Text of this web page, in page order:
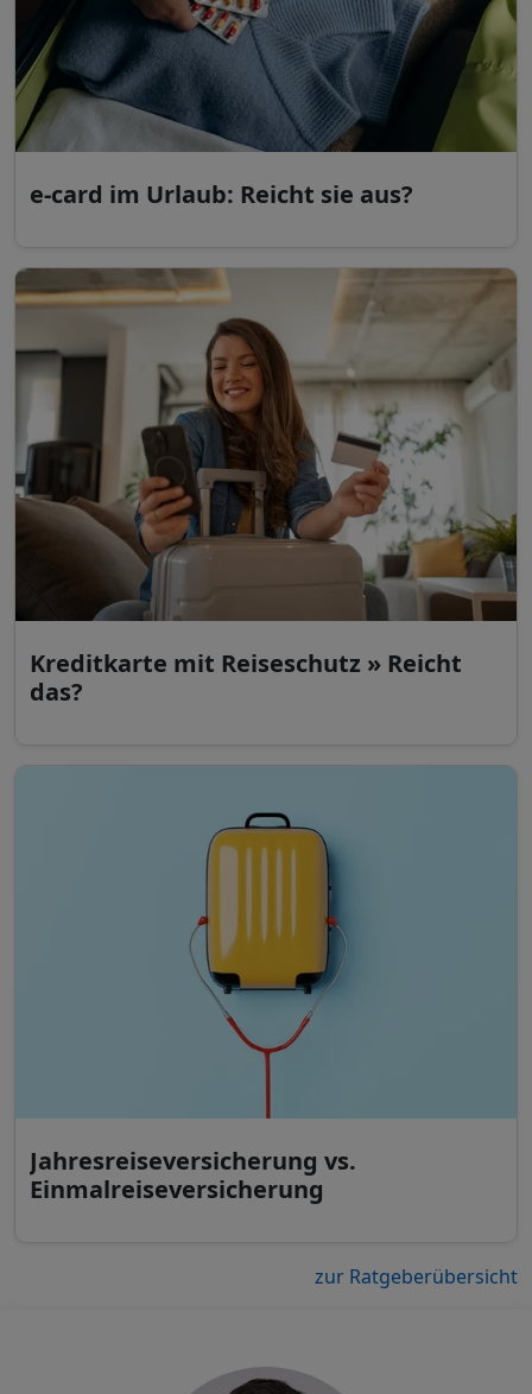
e-card im Urlaub: Reicht sie aus?
Kreditkarte mit Reiseschutz » Reicht
das?
Jahresreiseversicherung vs.
Einmalreiseversicherung
zur Ratgeberübersicht